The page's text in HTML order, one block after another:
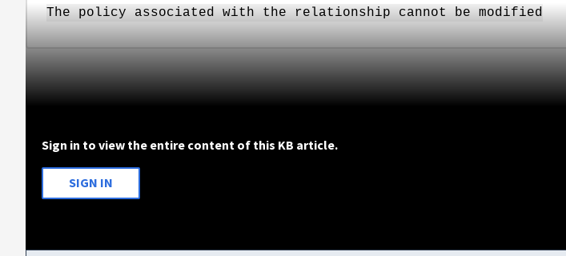
The policy associated with the relationship cannot be modified
Sign in to view the entire content of this KB article.
SIGN IN